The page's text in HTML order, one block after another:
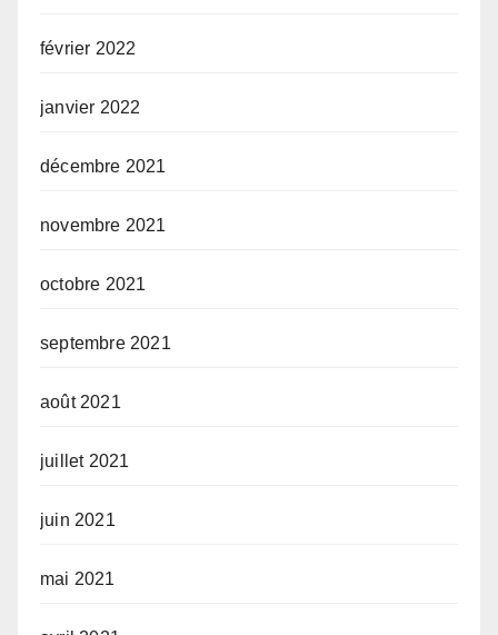
février 2022
janvier 2022
décembre 2021
novembre 2021
octobre 2021
septembre 2021
août 2021
juillet 2021
juin 2021
mai 2021